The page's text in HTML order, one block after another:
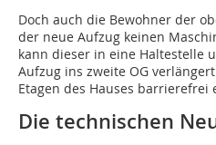
Doch auch die Bewohner der
der neue Aufzug keinen
kann dieser in eine Haltestelle
Aufzug ins zweite OG
Etagen des Hauses barrierefrei
Die technischen